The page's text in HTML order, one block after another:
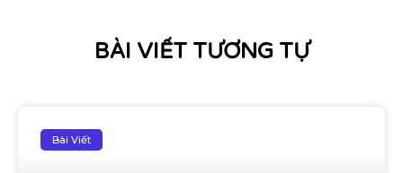
BÀI VIẾT TƯƠNG TỰ
Bài Viết